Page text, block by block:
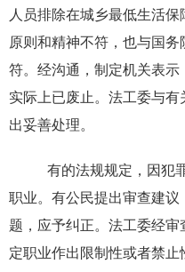
人员排除在城乡最低生活
原则和精神不符，也与国
符。经沟通，制定机关表
实际上已废止。法工委与
出妥善处理。
有的法规规定，因犯
职业。有公民提出审查建
题，应予纠正。法工委经
定职业作出限制性或者禁